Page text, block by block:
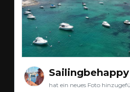
Sailingbehappy
hat ein neues Foto